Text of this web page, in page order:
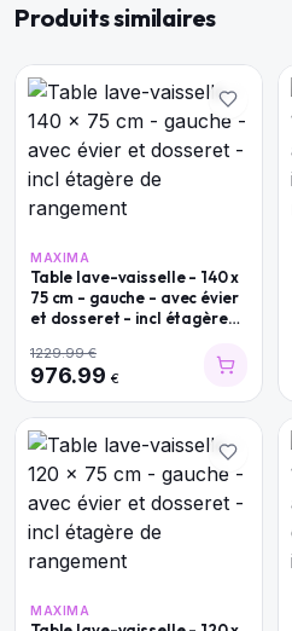
Produits similaires
MAXIMA
Table lave-vaisselle - 140 x
75 cm - gauche - avec évier
et dosseret - incl étagère
1229.99€
976.99 €
MAXIMA